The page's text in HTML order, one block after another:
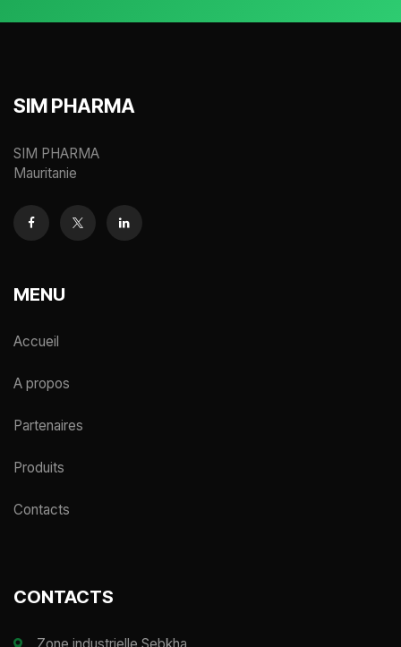
SIM PHARMA
SIM PHARMA
Mauritanie
MENU
Accueil
A propos
Partenaires
Produits
Contacts
CONTACTS